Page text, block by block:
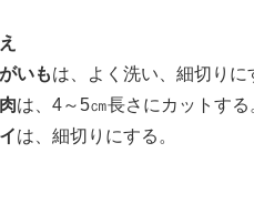
いもは、よく洗い、細切り
は、4～5㎝長さにカットする
は、細切りにする。